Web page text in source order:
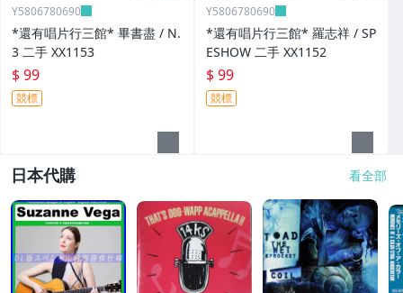
Y5806780690
*還有唱片行三館* 畢書盡 / N.
3 二手 XX1153
$ 99
競標
Y5806780690
*還有唱片行三館* 羅志祥 / SP
ESHOW 二手 XX1152
$ 99
競標
日本代購 看全部